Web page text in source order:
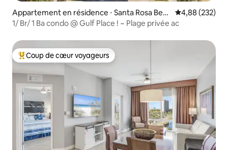
Appartement en résidence ⋅ Santa Rosa Beac
h
Évaluation
4,88 (232)
1/ Br/ 1 Ba condo @ Gulf Place ! ~ Plage privée ac
Coups de cœur voyageurs les plus appréciés
Coup de cœur voyageurs